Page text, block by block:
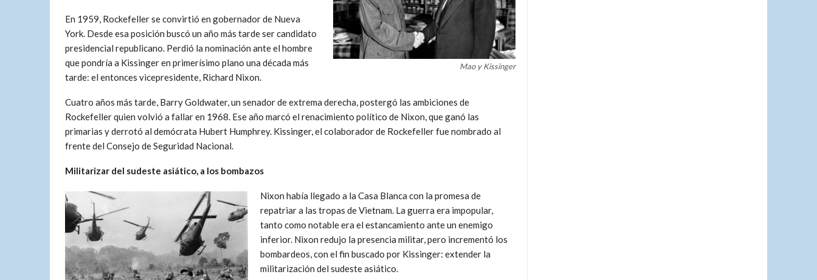
Mao y Kissinger
En 1959, Rockefeller se convirtió en gobernador de Nueva
York. Desde esa posición buscó un año más tarde ser candidato
presidencial republicano. Perdió la nominación ante el hombre
que pondría a Kissinger en primerísimo plano una década más
tarde: el entonces vicepresidente, Richard Nixon.
Cuatro años más tarde, Barry Goldwater, un senador de extrema derecha, postergó las ambiciones de
Rockefeller quien volvió a fallar en 1968. Ese año marcó el renacimiento político de Nixon, que ganó las
primarias y derrotó al demócrata Hubert Humphrey. Kissinger, el colaborador de Rockefeller fue nombrado al
frente del Consejo de Seguridad Nacional.
Militarizar del sudeste asiático, a los bombazos
Nixon había llegado a la Casa Blanca con la promesa de
repatriar a las tropas de Vietnam. La guerra era impopular,
tanto como notable era el estancamiento ante un enemigo
inferior. Nixon redujo la presencia militar, pero incrementó los
bombardeos, con el fin buscado por Kissinger: extender la
militarización del sudeste asiático.